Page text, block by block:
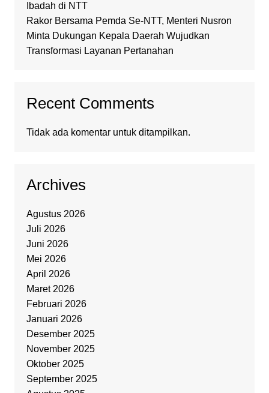
Ibadah di NTT
Rakor Bersama Pemda Se-NTT, Menteri Nusron
Minta Dukungan Kepala Daerah Wujudkan
Transformasi Layanan Pertanahan
Recent Comments
Tidak ada komentar untuk ditampilkan.
Archives
Agustus 2026
Juli 2026
Juni 2026
Mei 2026
April 2026
Maret 2026
Februari 2026
Januari 2026
Desember 2025
November 2025
Oktober 2025
September 2025